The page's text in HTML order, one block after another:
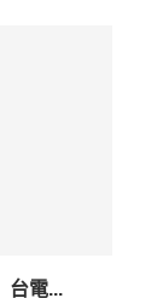
台電...